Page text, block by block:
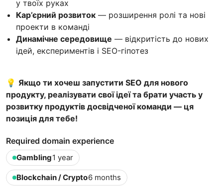
у твоїх руках
Кар’єрний розвиток — розширення ролі та нові
проекти в команді
Динамічне середовище — відкритість до нових
ідей, експериментів і SEO-гіпотез
💡 Якщо ти хочеш запустити SEO для нового
продукту, реалізувати свої ідеї та брати участь у
розвитку продуктів досвідченої команди — ця
позиція для тебе!
Required domain experience
Gambling1 year
Blockchain / Crypto6 months